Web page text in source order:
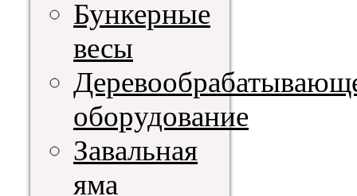
Бункерные
весы
оборудование
Завальная
яма